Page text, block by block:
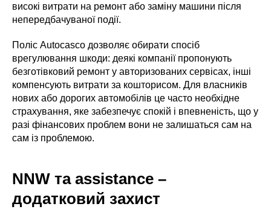
високі витрати на ремонт або заміну машини після
непередбачуваної події.
Поліс Autocasco дозволяє обирати спосіб
врегулювання шкоди: деякі компанії пропонують
безготівковий ремонт у авторизованих сервісах, інші
компенсують витрати за кошторисом. Для власників
нових або дорогих автомобілів це часто необхідне
страхування, яке забезпечує спокій і впевненість, що у
разі фінансових проблем вони не залишаться сам на
сам із проблемою.
NNW та assistance –
додатковий захист